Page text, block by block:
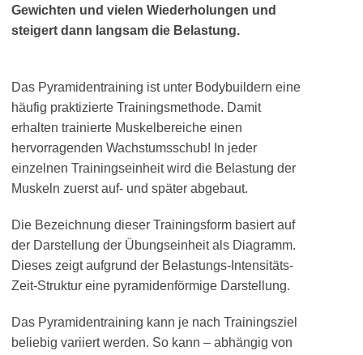
Gewichten und vielen Wiederholungen und
steigert dann langsam die Belastung.
Das Pyramidentraining ist unter Bodybuildern eine
häufig praktizierte Trainingsmethode. Damit
erhalten trainierte Muskelbereiche einen
hervorragenden Wachstumsschub! In jeder
einzelnen Trainingseinheit wird die Belastung der
Muskeln zuerst auf- und später abgebaut.
Die Bezeichnung dieser Trainingsform basiert auf
der Darstellung der Übungseinheit als Diagramm.
Dieses zeigt aufgrund der Belastungs-Intensitäts-
Zeit-Struktur eine pyramidenförmige Darstellung.
Das Pyramidentraining kann je nach Trainingsziel
beliebig variiert werden. So kann – abhängig von